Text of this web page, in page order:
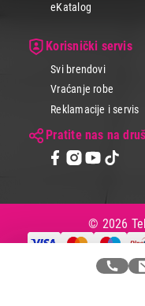
eKatalog
Korisnički servis
Svi brendovi
Vraćanje robe
Reklamacije i servis
Pratite nas na
© 2026